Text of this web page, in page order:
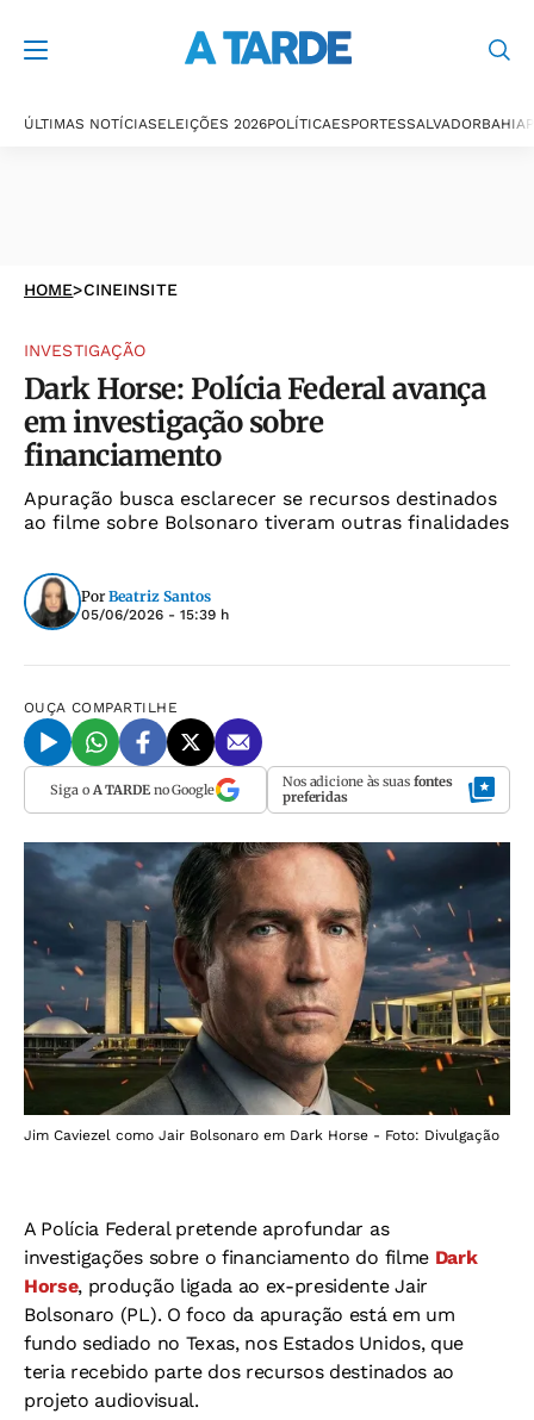
ÚLTIMAS NOTÍCIASELEIÇÕES 2026POLÍTICAESPORTESSALVADORBAHIA
HOME>CINEINSITE
INVESTIGAÇÃO
Dark Horse: Polícia Federal avança
em investigação sobre
financiamento
Apuração busca esclarecer se recursos destinados
ao filme sobre Bolsonaro tiveram outras finalidades
Por Beatriz Santos
05/06/2026 - 15:39 h
OUÇA COMPARTILHE
Siga o A TARDEno Google Nos adicione às suas fontes
preferidas
Jim Caviezel como Jair Bolsonaro em Dark Horse - Foto: Divulgação
A Polícia Federal pretende aprofundar as
investigações sobre o financiamento do filme Dark
Horse, produção ligada ao ex-presidente Jair
Bolsonaro (PL). O foco da apuração está em um
fundo sediado no Texas, nos Estados Unidos, que
teria recebido parte dos recursos destinados ao
projeto audiovisual.